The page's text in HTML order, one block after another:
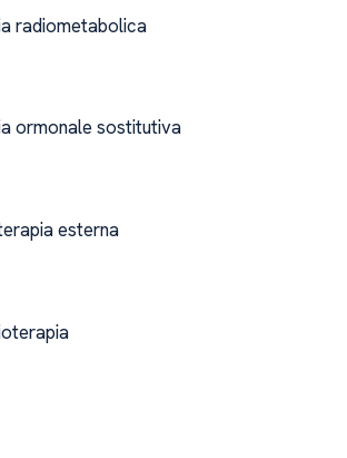
radiometabolica
ormonale sostitutiva
esterna